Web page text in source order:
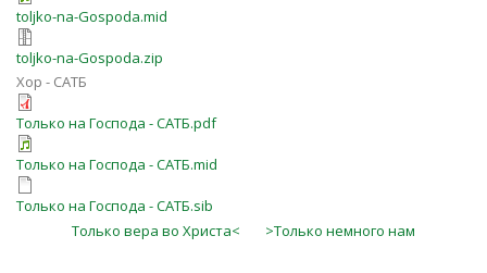
toljko-na-Gospoda.mid
toljko-na-Gospoda.zip
Хор - САТБ
Только на Господа - САТБ.pdf
Только на Господа - САТБ.mid
Только на Господа - САТБ.sib
Только вера во Христа<
>Только немного нам